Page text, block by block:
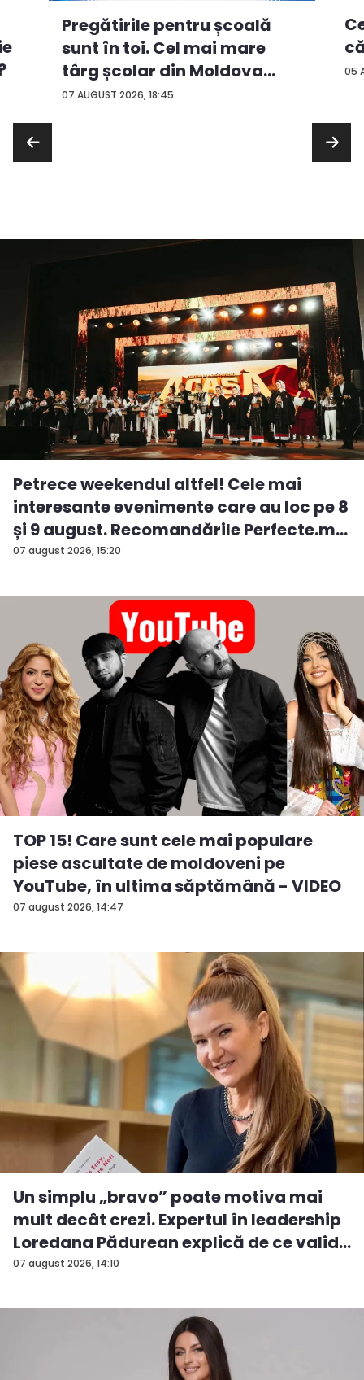
07 AUGUST 2026, 18:45
Pregătirile pentru școală
sunt în toi. Cel mai mare
târg școlar din Moldova
con...
05
07 august 2026, 15:20
Petrece weekendul altfel! Cele mai
interesante evenimente care au loc pe 8
și 9 august. Recomandările Perfecte.m...
07 august 2026, 14:47
TOP 15! Care sunt cele mai populare
piese ascultate de moldoveni pe
YouTube, în ultima săptămână - VIDEO
07 august 2026, 14:10
Un simplu „bravo” poate motiva mai
mult decât crezi. Expertul în leadership
Loredana Pădurean explică de ce valid...